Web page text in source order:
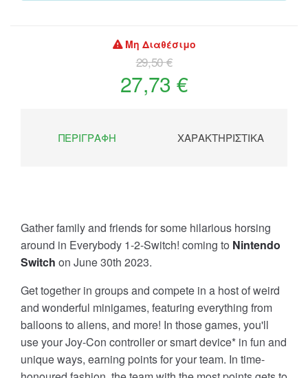
Μη Διαθέσιμο
29,50 €
27,73 €
ΠΕΡΙΓΡΑΦΉ ΧΑΡΑΚΤΗΡΙΣΤΙΚΆ
Gather family and friends for some hilarious horsing
around in Everybody 1-2-Switch! coming to Nintendo
Switch on June 30th 2023.
Get together in groups and compete in a host of weird
and wonderful minigames, featuring everything from
balloons to aliens, and more! In those games, you'll
use your Joy-Con controller or smart device* in fun and
unique ways, earning points for your team. In time-